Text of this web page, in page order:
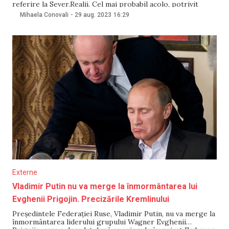
referire la Sever.Realii. Cel mai probabil acolo, potrivit
sursei, are loc înmormântarea liderilor Wagner. Sursa a
menționat, cu referire la informațiile neoficiale, că liderul
Mihaela Conovali - 29 aug. 2023 16:29
Externe
Vladimir Putin nu va merge la înmormântarea lui
Evghenii Prigojin. Precizările Kremlinului
Președintele Federației Ruse, Vladimir Putin, nu va merge la
înmormântarea liderului grupului Wagner Evghenii